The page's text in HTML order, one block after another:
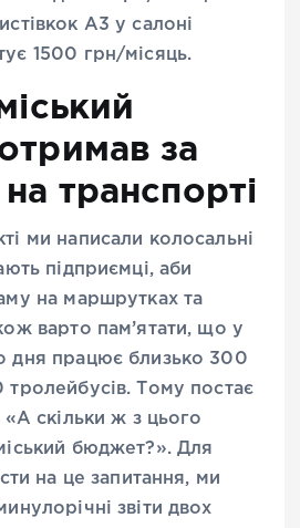
А3 у салоні
1500 грн/місяць.
за
транспорті
ми написали колосальні
підприємці, аби
на маршрутках та
варто пам’ятати, що у
дня працює близько 300
Тому постає
«А скільки ж з цього
бюджет?». Для
на це запитання, ми
звіти двох